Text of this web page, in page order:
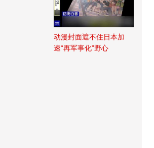
动漫封面遮不住日本加
速“再军事化”野心